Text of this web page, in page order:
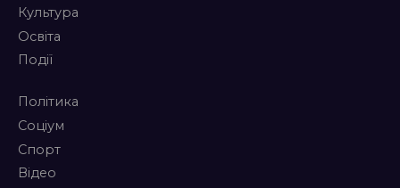
Культура
Освіта
Події
Політика
Соціум
Спорт
Відео